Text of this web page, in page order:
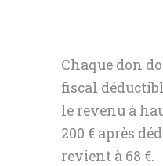
Chaque don
fiscal
le revenu à
200 € après
revient à 68 €.